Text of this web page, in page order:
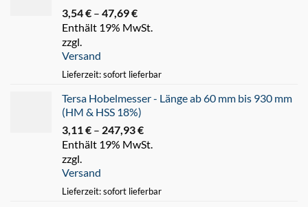
3,54€ – 47,69€
3,54 €
Enthält 19% MwSt.
zzgl.
Versand
Lieferzeit: sofort lieferbar
Tersa Hobelmesser - Länge ab 60 mm bis 930 mm
(HM & HSS 18%)
3,11€ – 247,93€
3,11 €
Enthält 19% MwSt.
zzgl.
Versand
Lieferzeit: sofort lieferbar